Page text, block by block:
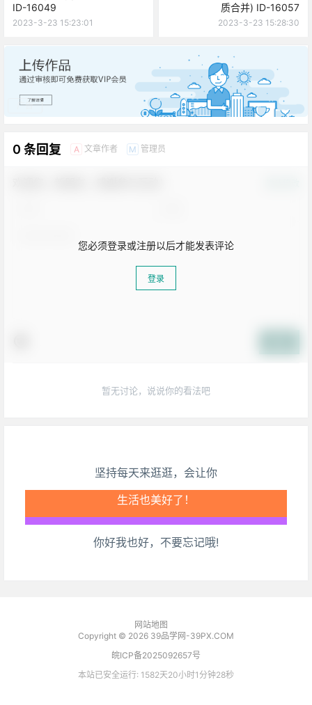
ID-16049
2023-3-23 15:23:01
质合并) ID-16057
2023-3-23 15:28:30
广告
0 条回复 A 文章作者 M 管理员
您必须登录或注册以后才能发表评论
登录
暂无讨论，说说你的看法吧
坚持每天来逛逛，会让你
生活也美好了！
心情也舒畅了！
工作也轻松了！
你好我也好，不要忘记哦!
网站地图
Copyright © 2026 39品学网-39PX.COM
皖ICP备2025092657号
本站已安全运行: 1582天20小时1分钟29秒